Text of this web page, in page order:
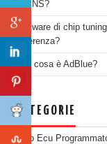
TWINS?
Software di chip
differenza?
Che cosa è AdBlue?
CATEGORIE
Auto Ecu